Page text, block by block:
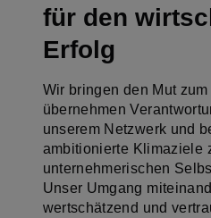
für den
Erfolg
Wir bringen den Mut
übernehmen
unserem Netzwerk und
ambitionierte Klimaziele
unternehmerischen
Unser Umgang
wertschätzend und